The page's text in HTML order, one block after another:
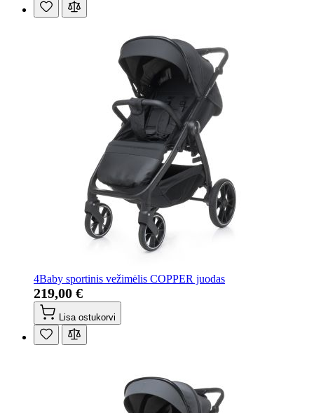
4Baby sportinis vežimėlis COPPER juodas
219,00 €
Lisa ostukorvi